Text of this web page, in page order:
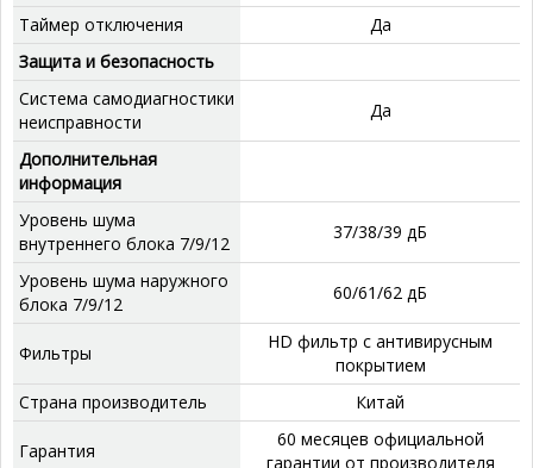
Таймер отключения
Да
Защита и безопасность
Система самодиагностики
неисправности
Да
Дополнительная
информация
Уровень шума
внутреннего блока 7/9/12
37/38/39 дБ
Уровень шума наружного
блока 7/9/12
60/61/62 дБ
Фильтры
HD фильтр с антивирусным
покрытием
Страна производитель
Китай
Гарантия
60 месяцев официальной
гарантии от производителя